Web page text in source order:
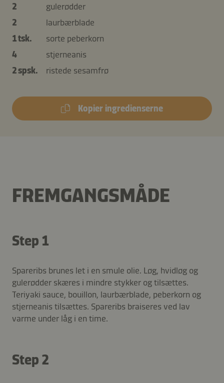
2
gulerødder
2
laurbærblade
1 tsk.
sorte peberkorn
4
stjerneanis
2 spsk.
ristede sesamfrø
Kopier ingredienserne
FREMGANGSMÅDE
Step 1
Spareribs brunes let i en smule olie. Løg, hvidløg og
gulerødder skæres i mindre stykker og tilsættes.
Teriyaki sauce, bouillon, laurbærblade, peberkorn og
stjerneanis tilsættes. Spareribs braiseres ved lav
varme under låg i en time.
Step 2